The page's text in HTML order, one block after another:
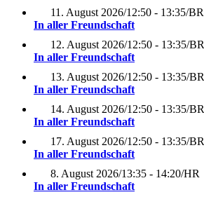
11. August 2026/12:50 - 13:35/BR
In aller Freundschaft
12. August 2026/12:50 - 13:35/BR
In aller Freundschaft
13. August 2026/12:50 - 13:35/BR
In aller Freundschaft
14. August 2026/12:50 - 13:35/BR
In aller Freundschaft
17. August 2026/12:50 - 13:35/BR
In aller Freundschaft
8. August 2026/13:35 - 14:20/HR
In aller Freundschaft